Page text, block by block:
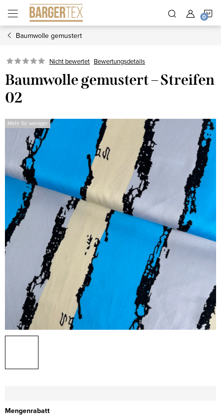
Inhalt
springen
Baumwolle gemustert
Nicht bewertet Bewertungsdetails
Baumwolle gemustert – Streifen
02
Mehr für weniger
Mengenrabatt